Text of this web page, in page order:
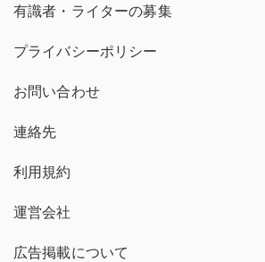
有識者・ライターの募集
プライバシーポリシー
お問い合わせ
連絡先
利用規約
運営会社
広告掲載について